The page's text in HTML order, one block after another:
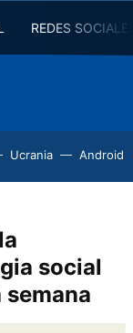
REDES
Ucrania Android
social